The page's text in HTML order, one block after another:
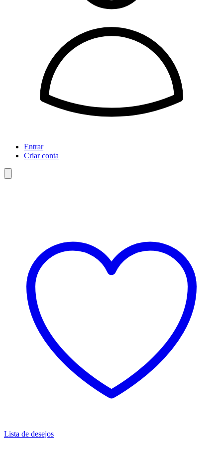
Entrar
Criar conta
Lista de desejos